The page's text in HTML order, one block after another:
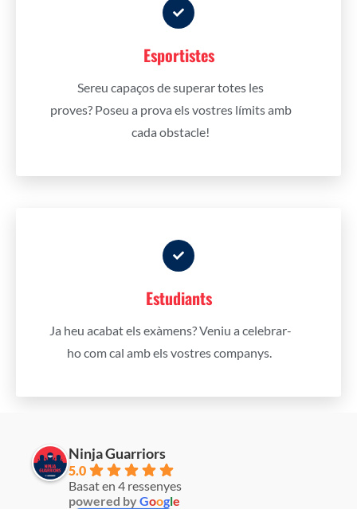
Esportistes
Sereu capaços de superar totes les
proves? Poseu a prova els vostres límits amb
cada obstacle!
Estudiants
Ja heu acabat els exàmens? Veniu a celebrar-
ho com cal amb els vostres companys.
Ninja Guarriors
5.0
Basat en 4 ressenyes
powered byGoogle